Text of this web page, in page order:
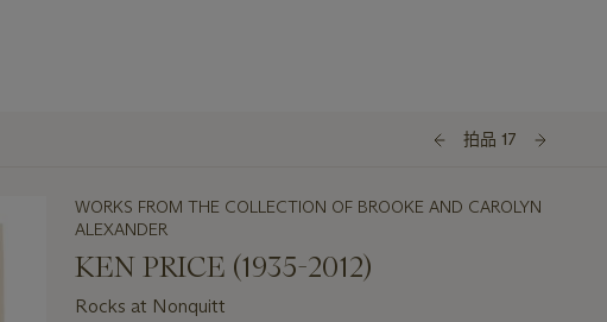
拍品 17
WORKS FROM THE COLLECTION OF BROOKE AND CAROLYN
ALEXANDER
KEN PRICE (1935-2012)
Rocks at Nonquitt